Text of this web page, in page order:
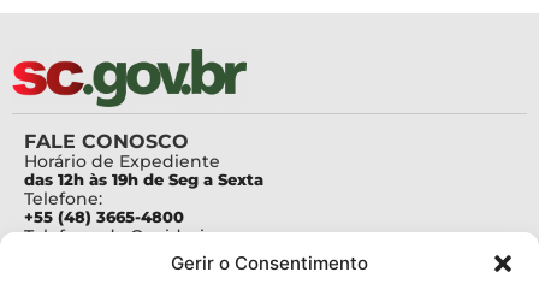
Gerir o Consentimento
FALE CONOSCO
Horário de Expediente
das 12h às 19h de Seg a Sexta
Telefone:
+55 (48) 3665-4800
Telefone da Ouvidoria